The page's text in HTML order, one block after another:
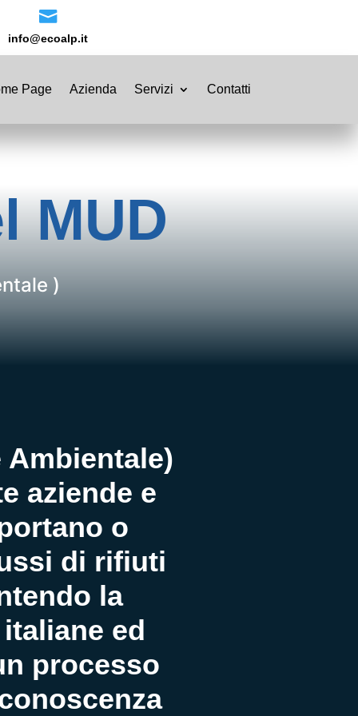

info@ecoalp.it
Page Azienda Servizi Contatti
MUD
)
aziende e
o
di rifiuti
la
ed
processo